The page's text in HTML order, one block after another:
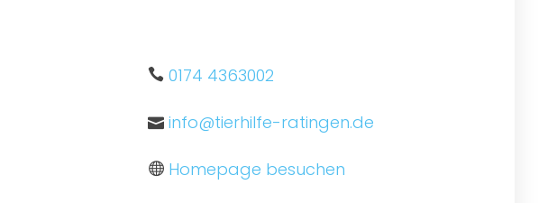
0174 4363002
info@tierhilfe-ratingen.de
Homepage besuchen